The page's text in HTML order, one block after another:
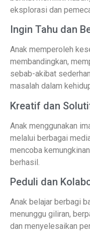
eksplorasi dan
Ingin Tahu dan
Anak memperoleh
membandingkan,
sebab-akibat
masalah dalam
Kreatif dan
Anak menggunakan
melalui berbagai
mencoba
berhasil.
Peduli dan
Anak belajar berbagi
menunggu giliran,
dan menyelesaikan